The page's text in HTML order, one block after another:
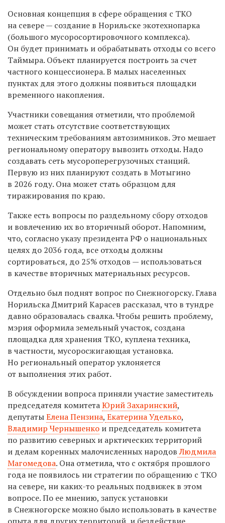
Основная концепция в сфере обращения с ТКО
на севере — создание в Норильске экотехнопарка
(большого мусоросортировочного комплекса).
Он будет принимать и обрабатывать отходы со всего
Таймыра. Объект планируется построить за счет
частного концессионера. В малых населенных
пунктах для этого должны появиться площадки
временного накопления.
Участники совещания отметили, что проблемой
может стать отсутствие соответствующих
техническим требованиям автозимников. Это мешает
региональному оператору вывозить отходы. Надо
создавать сеть мусороперегрузочных станций.
Первую из них планируют создать в Мотыгино
в 2026 году. Она может стать образцом для
тиражирования по краю.
Также есть вопросы по раздельному сбору отходов
и вовлечению их во вторичный оборот. Напомним,
что, согласно указу президента РФ о национальных
целях до 2036 года, все отходы должны
сортироваться, до 25% отходов — использоваться
в качестве вторичных материальных ресурсов.
Отдельно был поднят вопрос по Снежногорску. Глава
Норильска Дмитрий Карасев рассказал, что в тундре
давно образовалась свалка. Чтобы решить проблему,
мэрия оформила земельный участок, создана
площадка для хранения ТКО, куплена техника,
в частности, мусоросжигающая установка.
Но региональный оператор уклоняется
от выполнения этих работ.
В обсуждении вопроса приняли участие заместитель
председателя комитетаЮрий Захаринский,
депутатыЕлена Пензина, Екатерина Уделько,
Владимир Чернышенко и председатель комитета
по развитию северных и арктических территорий
и делам коренных малочисленных народовЛюдмила
Магомедова. Она отметила, что с октября прошлого
года не появилось ни стратегии по обращению с ТКО
на севере, ни каких-то реальных подвижек в этом
вопросе. По ее мнению, запуск установки
в Снежногорске можно было использовать в качестве
опыта для других территорий, и бездействие